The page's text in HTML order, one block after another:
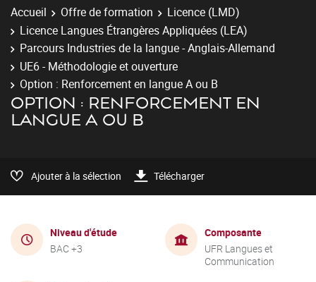
Accueil Offre de formation
Licence (LMD)
Licence Langues Étrangères Appliquées (LEA)
Parcours Industries de la langue - Anglais-Allemand
UE6 - Méthodologie et ouverture
Option : Renforcement en langue A ou B
OPTION : RENFORCEMENT EN
LANGUE A OU B
Ajouter à la sélection Télécharger
Niveau d'étude
BAC +3
Composante
UFR Langues et
Communication